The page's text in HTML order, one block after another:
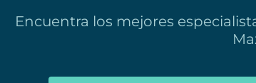
Encuentra los mejores